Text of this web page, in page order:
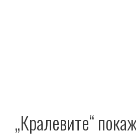
„Кралевите“